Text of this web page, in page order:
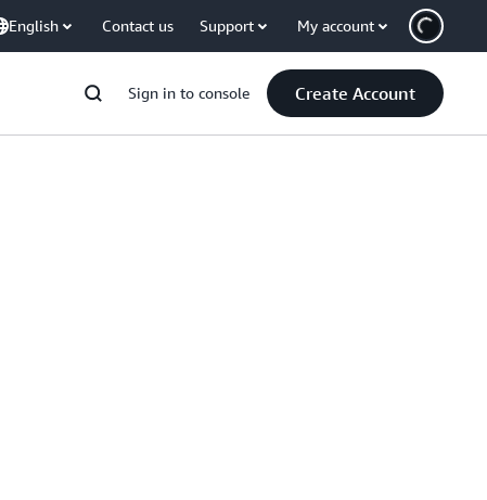
English Contact us Support My account
Sign in to console Create Account